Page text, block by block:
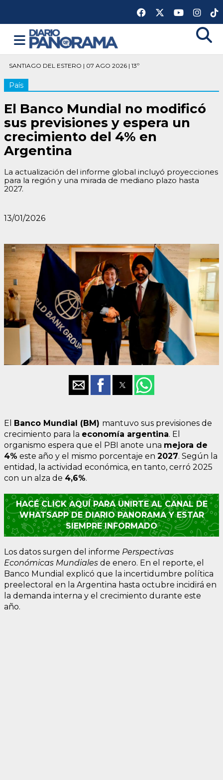
SANTIAGO DEL ESTERO | 07 AGO 2026 | 13º
País
El Banco Mundial no modificó
sus previsiones y espera un
crecimiento del 4% en
Argentina
La actualización del informe global incluyó proyecciones
para la región y una mirada de mediano plazo hasta
2027.
13/01/2026
El Banco Mundial (BM) mantuvo sus previsiones de
crecimiento para la economía argentina. El
organismo espera que el PBI anote una mejora de
4% este año y el mismo porcentaje en 2027. Según la
entidad, la actividad económica, en tanto, cerró 2025
con un alza de 4,6%.
HACÉ CLICK AQUÍ PARA UNIRTE AL CANAL DE
WHATSAPP DE DIARIO PANORAMA Y ESTAR
SIEMPRE INFORMADO
Los datos surgen del informe Perspectivas
Económicas Mundiales de enero. En el reporte, el
Banco Mundial explicó que la incertidumbre política
preelectoral en la Argentina hasta octubre incidirá en
la demanda interna y el crecimiento durante este
año.